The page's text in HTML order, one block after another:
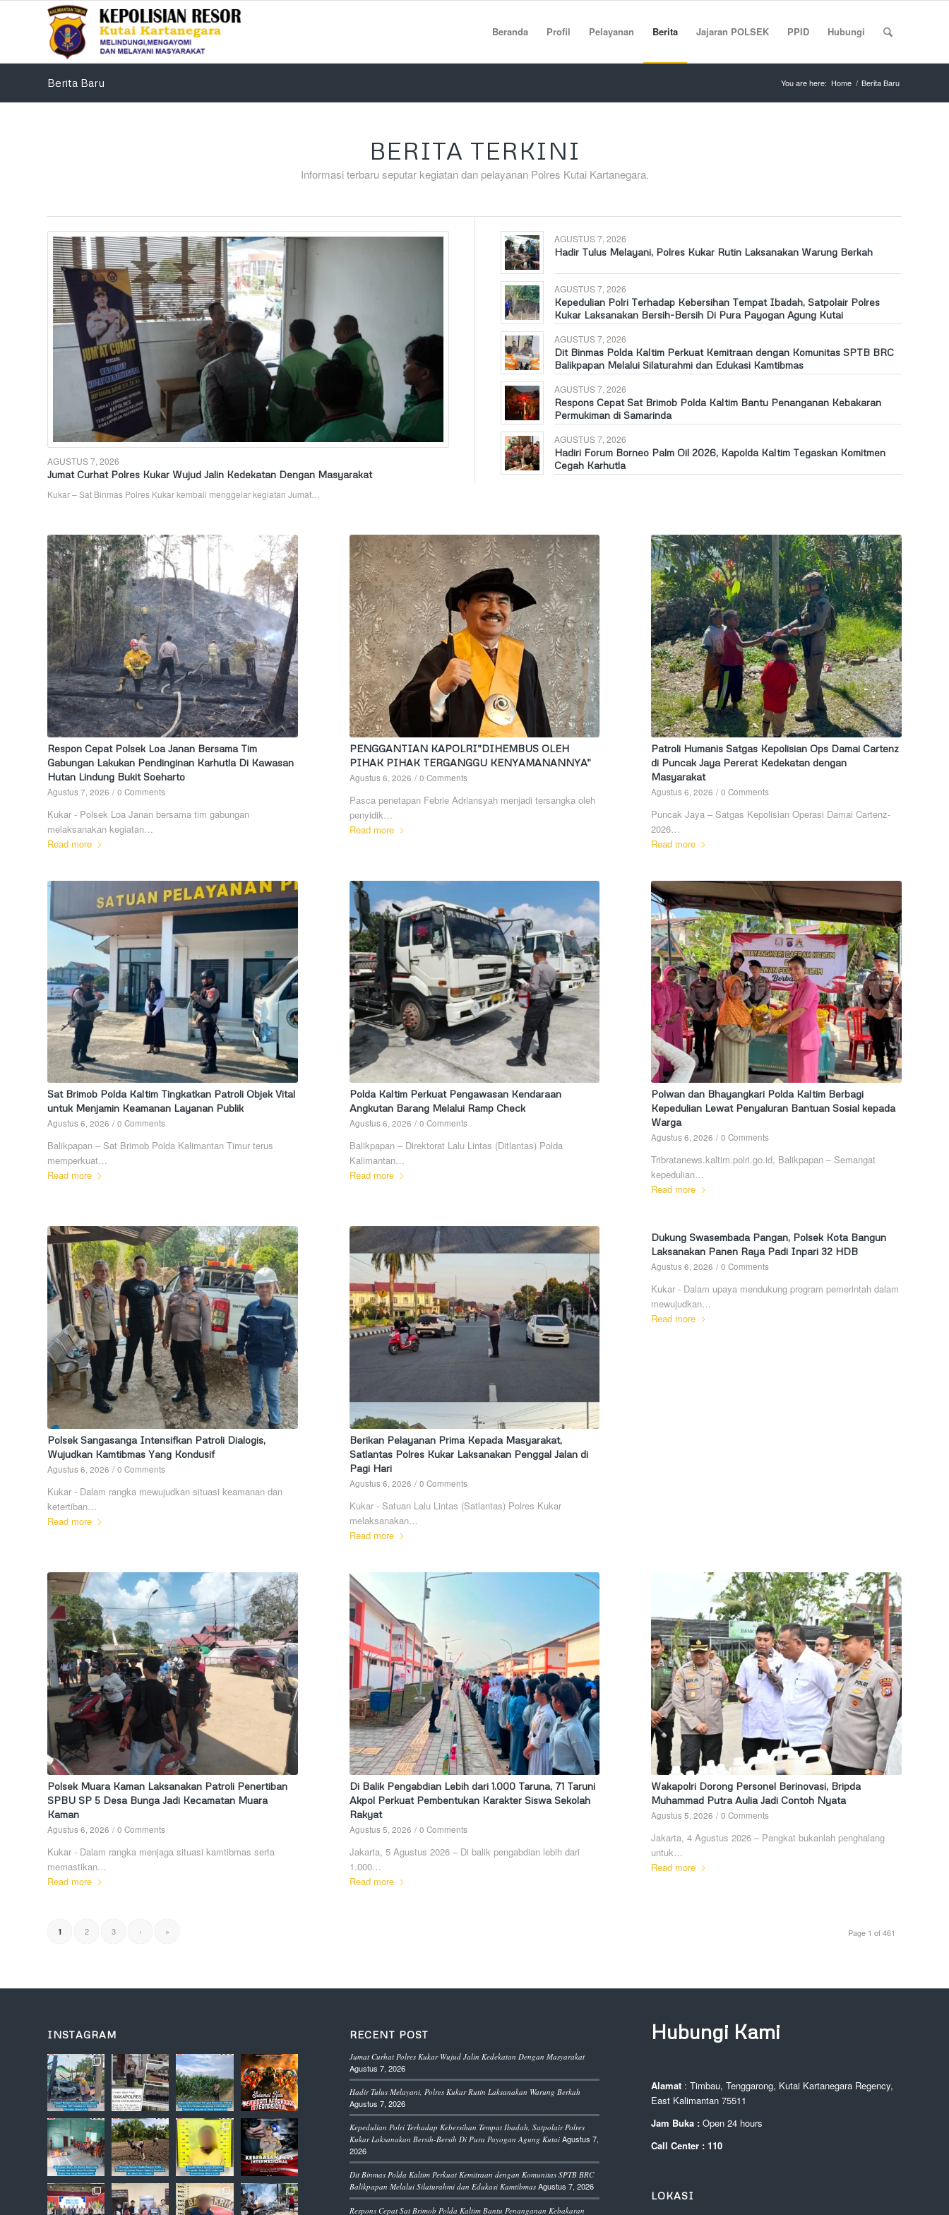
Beranda Profil Pelayanan Berita Jajaran POLSEK PPID Hubungi
Berita Baru You are here: Home / Berita Baru
BERITA TERKINI
Informasi terbaru seputar kegiatan dan pelayanan Polres Kutai Kartanegara.
AGUSTUS 7, 2026
Jumat Curhat Polres Kukar Wujud Jalin Kedekatan Dengan Masyarakat
Kukar – Sat Binmas Polres Kukar kembali menggelar kegiatan Jumat…
AGUSTUS 7, 2026
Hadir Tulus Melayani, Polres Kukar Rutin Laksanakan Warung Berkah
AGUSTUS 7, 2026
Kepedulian Polri Terhadap Kebersihan Tempat Ibadah, Satpolair Polres
Kukar Laksanakan Bersih-Bersih Di Pura Payogan Agung Kutai
AGUSTUS 7, 2026
Dit Binmas Polda Kaltim Perkuat Kemitraan dengan Komunitas SPTB BRC
Balikpapan Melalui Silaturahmi dan Edukasi Kamtibmas
AGUSTUS 7, 2026
Respons Cepat Sat Brimob Polda Kaltim Bantu Penanganan Kebakaran
Permukiman di Samarinda
AGUSTUS 7, 2026
Hadiri Forum Borneo Palm Oil 2026, Kapolda Kaltim Tegaskan Komitmen
Cegah Karhutla
Respon Cepat Polsek Loa Janan Bersama Tim
Gabungan Lakukan Pendinginan Karhutla Di Kawasan
Hutan Lindung Bukit Soeharto
Agustus 7, 2026 / 0 Comments
Kukar - Polsek Loa Janan bersama tim gabungan
melaksanakan kegiatan…
Read more
PENGGANTIAN KAPOLRI”DIHEMBUS OLEH
PIHAK PIHAK TERGANGGU KENYAMANANNYA”
Agustus 6, 2026 / 0 Comments
Pasca penetapan Febrie Adriansyah menjadi tersangka oleh
penyidik…
Read more
Patroli Humanis Satgas Kepolisian Ops Damai Cartenz
di Puncak Jaya Pererat Kedekatan dengan
Masyarakat
Agustus 6, 2026 / 0 Comments
Puncak Jaya – Satgas Kepolisian Operasi Damai Cartenz-
2026…
Read more
Sat Brimob Polda Kaltim Tingkatkan Patroli Objek Vital
untuk Menjamin Keamanan Layanan Publik
Agustus 6, 2026 / 0 Comments
Balikpapan – Sat Brimob Polda Kalimantan Timur terus
memperkuat…
Read more
Polda Kaltim Perkuat Pengawasan Kendaraan
Angkutan Barang Melalui Ramp Check
Agustus 6, 2026 / 0 Comments
Balikpapan – Direktorat Lalu Lintas (Ditlantas) Polda
Kalimantan…
Read more
Polwan dan Bhayangkari Polda Kaltim Berbagi
Kepedulian Lewat Penyaluran Bantuan Sosial kepada
Warga
Agustus 6, 2026 / 0 Comments
Tribratanews.kaltim.polri.go.id, Balikpapan – Semangat
kepedulian…
Read more
Polsek Sangasanga Intensifkan Patroli Dialogis,
Wujudkan Kamtibmas Yang Kondusif
Agustus 6, 2026 / 0 Comments
Kukar - Dalam rangka mewujudkan situasi keamanan dan
ketertiban…
Read more
Berikan Pelayanan Prima Kepada Masyarakat,
Satlantas Polres Kukar Laksanakan Penggal Jalan di
Pagi Hari
Agustus 6, 2026 / 0 Comments
Kukar - Satuan Lalu Lintas (Satlantas) Polres Kukar
melaksanakan…
Read more
Dukung Swasembada Pangan, Polsek Kota Bangun
Laksanakan Panen Raya Padi Inpari 32 HDB
Agustus 6, 2026 / 0 Comments
Kukar - Dalam upaya mendukung program pemerintah dalam
mewujudkan…
Read more
Polsek Muara Kaman Laksanakan Patroli Penertiban
SPBU SP 5 Desa Bunga Jadi Kecamatan Muara
Kaman
Agustus 6, 2026 / 0 Comments
Kukar - Dalam rangka menjaga situasi kamtibmas serta
memastikan…
Read more
Di Balik Pengabdian Lebih dari 1.000 Taruna, 71 Taruni
Akpol Perkuat Pembentukan Karakter Siswa Sekolah
Rakyat
Agustus 5, 2026 / 0 Comments
Jakarta, 5 Agustus 2026 – Di balik pengabdian lebih dari
1.000…
Read more
Wakapolri Dorong Personel Berinovasi, Bripda
Muhammad Putra Aulia Jadi Contoh Nyata
Agustus 5, 2026 / 0 Comments
Jakarta, 4 Agustus 2026 – Pangkat bukanlah penghalang
untuk…
Read more
Page 1 of 461
1 2 3 › »
INSTAGRAM RECENT POST
Jumat Curhat Polres Kukar Wujud Jalin Kedekatan Dengan Masyarakat
Agustus 7, 2026
Hadir Tulus Melayani, Polres Kukar Rutin Laksanakan Warung Berkah
Agustus 7, 2026
Kepedulian Polri Terhadap Kebersihan Tempat Ibadah, Satpolair Polres
Kukar Laksanakan Bersih-Bersih Di Pura Payogan Agung Kutai Agustus 7,
2026
Dit Binmas Polda Kaltim Perkuat Kemitraan dengan Komunitas SPTB BRC
Balikpapan Melalui Silaturahmi dan Edukasi Kamtibmas Agustus 7, 2026
Respons Cepat Sat Brimob Polda Kaltim Bantu Penanganan Kebakaran
Hubungi Kami
Alamat : Timbau, Tenggarong, Kutai Kartanegara Regency,
East Kalimantan 75511
Jam Buka :Open 24 hours
Call Center : 110
LOKASI